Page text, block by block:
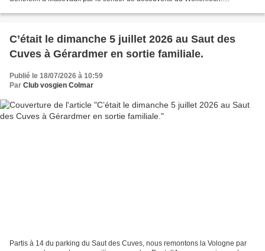
C’était le dimanche 5 juillet 2026 au Saut des
Cuves à Gérardmer en sortie familiale.
Publié le 18/07/2026 à 10:59
Par Club vosgien Colmar
Partis à 14 du parking du Saut des Cuves, nous remontons la Vologne par